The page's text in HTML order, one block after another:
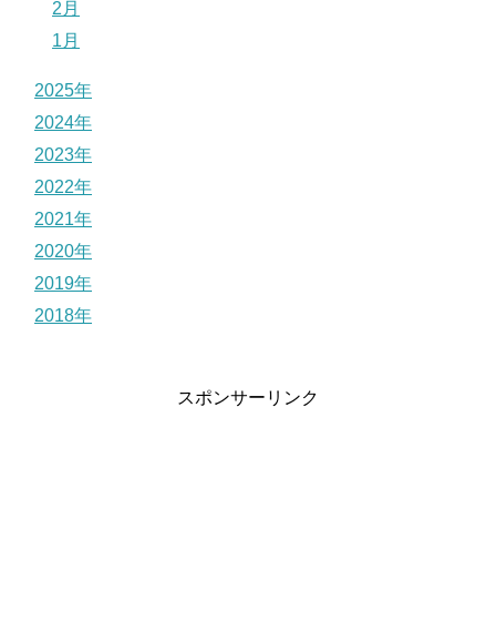
2月
1月
2025年
2024年
2023年
2022年
2021年
2020年
2019年
2018年
スポンサーリンク